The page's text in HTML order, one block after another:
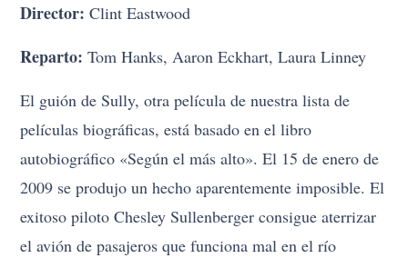
Director:Clint Eastwood
Reparto:Tom Hanks, Aaron Eckhart, Laura Linney
El guión de Sully, otra película de nuestra lista de
películas biográficas, está basado en el libro
autobiográfico «Según el más alto». El 15 de enero de
2009 se produjo un hecho aparentemente imposible. El
exitoso piloto Chesley Sullenberger consigue aterrizar
el avión de pasajeros que funciona mal en el río